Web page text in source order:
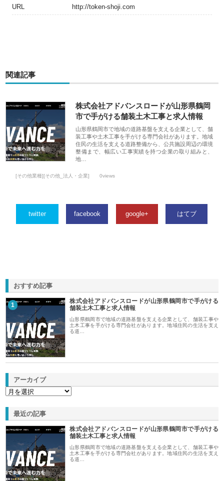
URL http://token-shoji.com
関連記事
株式会社アドバンスロードが山形県鶴岡
市で手がける舗装土木工事と求人情報
山形県鶴岡市で地域の道路基盤を支える企業として、舗
装工事や土木工事を手がける専門会社があります。地域
住民の生活を支える道路整備から、公共施設周辺の環境
整備まで、幅広い工事実績を持つ企業の取り組みと、
地…
[その他業種][その他_法人・企業] 0views
twitter facebook google+ はてブ
おすすめ記事
1
株式会社アドバンスロードが山形県鶴岡市で手がける
舗装土木工事と求人情報
山形県鶴岡市で地域の道路基盤を支える企業として、舗装工事や
土木工事を手がける専門会社があります。地域住民の生活を支え
る道…
アーカイブ
最近の記事
株式会社アドバンスロードが山形県鶴岡市で手がける
舗装土木工事と求人情報
山形県鶴岡市で地域の道路基盤を支える企業として、舗装工事や
土木工事を手がける専門会社があります。地域住民の生活を支え
る道…